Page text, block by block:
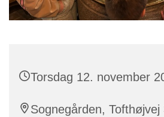
Torsdag 12. november
Sognegården, Tofthøjvej